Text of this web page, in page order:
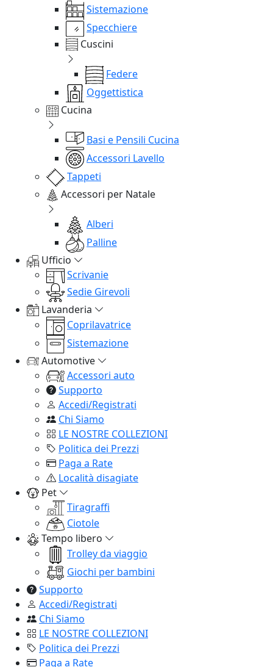
Sistemazione
Specchiere
Cuscini
Federe
Oggettistica
Cucina
Basi e Pensili Cucina
Accessori Lavello
Tappeti
Accessori per Natale
Alberi
Palline
Ufficio
Scrivanie
Sedie Girevoli
Lavanderia
Coprilavatrice
Sistemazione
Automotive
Accessori auto
Supporto
Accedi/Registrati
Chi Siamo
LE NOSTRE COLLEZIONI
Politica dei Prezzi
Paga a Rate
Località disagiate
Pet
Tiragraffi
Ciotole
Tempo libero
Trolley da viaggio
Giochi per bambini
Supporto
Accedi/Registrati
Chi Siamo
LE NOSTRE COLLEZIONI
Politica dei Prezzi
Paga a Rate